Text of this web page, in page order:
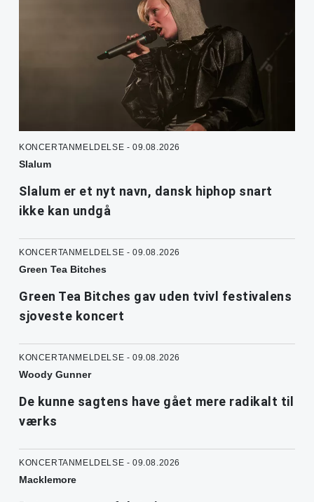
KONCERTANMELDELSE - 09.08.2026
Slalum
Slalum er et nyt navn, dansk hiphop snart
ikke kan undgå
KONCERTANMELDELSE - 09.08.2026
Green Tea Bitches
Green Tea Bitches gav uden tvivl festivalens
sjoveste koncert
KONCERTANMELDELSE - 09.08.2026
Woody Gunner
De kunne sagtens have gået mere radikalt til
værks
KONCERTANMELDELSE - 09.08.2026
Macklemore